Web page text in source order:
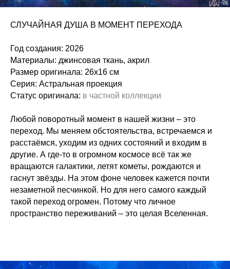
СЛУЧАЙНАЯ ДУША В МОМЕНТ ПЕРЕХОДА
Год создания: 2026
Материалы: джинсовая ткань, акрил
Размер оригинала: 26х16 см
Серия: Астральная проекция
Статус оригинала: в частной коллекции
Любой поворотный момент в нашей жизни – это
переход. Мы меняем обстоятельства, встречаемся и
расстаёмся, уходим из одних состояний и входим в
другие. А где-то в огромном космосе всё так же
вращаются галактики, летят кометы, рождаются и
гаснут звёзды. На этом фоне человек кажется почти
незаметной песчинкой. Но для него самого каждый
такой переход огромен. Потому что личное
пространство переживаний – это целая Вселенная.